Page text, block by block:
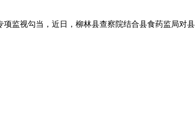
视勾当，近日，柳林县查察院结合县食药监局对